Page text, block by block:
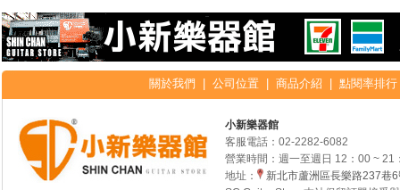
關於我們 公司位置 商品介紹 點閱率排行
小新樂器館
客服電話： 02-2282-6082
營業時間：週一至週日 12：00 ~ 21
地址：
新北市蘆洲區長樂路237巷